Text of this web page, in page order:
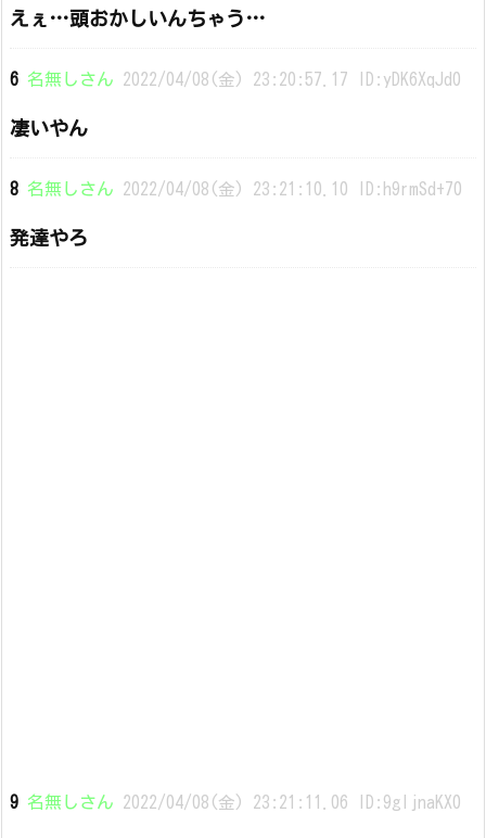
えぇ…頭おかしいんちゃう…
6 名無しさん 2022/04/08(金) 23:20:57.17 ID:yDK6XqJd0
凄いやん
8 名無しさん 2022/04/08(金) 23:21:10.10 ID:h9rmSd+70
発達やろ
9 名無しさん 2022/04/08(金) 23:21:11.06 ID:9gljnaKX0